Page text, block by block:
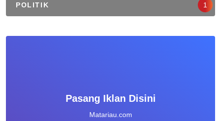
POLITIK 1
Pasang Iklan Disini
Matariau.com